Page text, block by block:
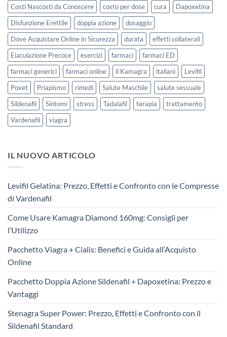
Costi Nascosti da Conoscere
costo per dose cura
Dapoxetina
Disfunzione Erettile
doppia azione
dosaggio
Dove Acquistare Online in Sicurezza
durata
effetti collaterali
Eiaculazione Precoce
esercizi farmaci
farmaci ED
farmaci generici
farmaci online il Kamagra italiani
Levifil
Poxet
Priapismo rimedi Salute Maschile
salute sessuale
Sildenafil
Sintomi stress Tadalafil terapia
trattamento
Vardenafil
viagra
IL NUOVO ARTICOLO
Levifil Gelatina: Prezzo, Effetti e Confronto con le Compresse
di Vardenafil
Come Usare Kamagra Diamond 160mg: Consigli per
l’Utilizzo
Pacchetto Viagra + Cialis: Benefici e Guida all’Acquisto
Online
Pacchetto Doppia Azione Sildenafil + Dapoxetina: Prezzo e
Vantaggi
Stenagra Super Power: Prezzo, Effetti e Confronto con il
Sildenafil Standard